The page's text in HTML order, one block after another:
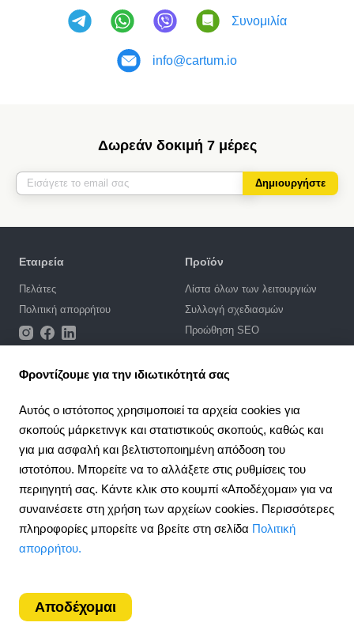
Συνομιλία
info@cartum.io
Δωρεάν δοκιμή 7 μέρες
Δημιουργήστε
Εταιρεία
Πελάτες
Πολιτική απορρήτου
Προϊόν
Λίστα όλων των λειτουργιών
Συλλογή σχεδιασμών
Προώθηση SEO
Τιμές
Υποστήριξη
Πύλη υποστήριξης
Γράψτε ένα αίτημα
Δημόσια σύμβαση
Σύμπραξη 4.6 924κριτική
Φροντίζουμε για την ιδιωτικότητά σας
Αυτός ο ιστότοπος χρησιμοποιεί τα αρχεία cookies για
σκοπούς μάρκετινγκ και στατιστικούς σκοπούς, καθώς και
για μια ασφαλή και βελτιστοποιημένη απόδοση του
ιστοτόπου. Μπορείτε να το αλλάξετε στις ρυθμίσεις του
περιηγητή σας. Κάντε κλικ στο κουμπί «Αποδέχομαι» για να
συναινέσετε στη χρήση των αρχείων cookies. Περισσότερες
πληροφορίες μπορείτε να βρείτε στη σελίδα Πολιτική
απορρήτου.
Αποδέχομαι